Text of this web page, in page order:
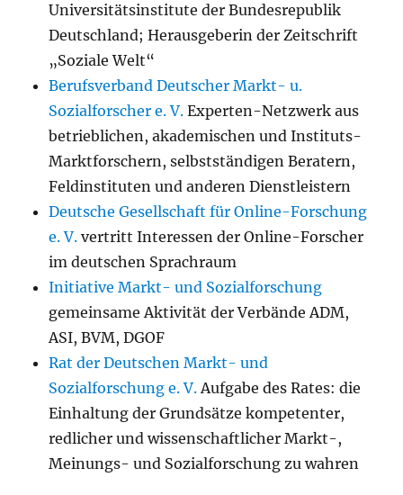
Universitätsinstitute der Bundesrepublik
Deutschland; Herausgeberin der Zeitschrift
„Soziale Welt“
Berufsverband Deutscher Markt- u.
Sozialforscher e. V. Experten-Netzwerk aus
betrieblichen, akademischen und Instituts-
Marktforschern, selbstständigen Beratern,
Feldinstituten und anderen Dienstleistern
Deutsche Gesellschaft für Online-Forschung
e. V. vertritt Interessen der Online-Forscher
im deutschen Sprachraum
Initiative Markt- und Sozialforschung
gemeinsame Aktivität der Verbände ADM,
ASI, BVM, DGOF
Rat der Deutschen Markt- und
Sozialforschung e. V.Aufgabe des Rates: die
Einhaltung der Grundsätze kompetenter,
redlicher und wissenschaftlicher Markt-,
Meinungs- und Sozialforschung zu wahren